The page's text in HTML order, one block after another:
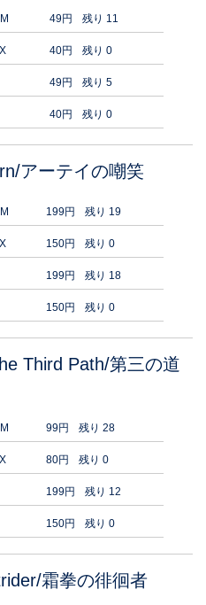
49円 残り 11
40円 残り 0
49円 残り 5
40円 残り 0
アーテイの嘲笑
199円 残り 19
150円 残り 0
199円 残り 18
150円 残り 0
Third Path/第三の道
99円 残り 28
80円 残り 0
199円 残り 12
150円 残り 0
霜拳の徘徊者